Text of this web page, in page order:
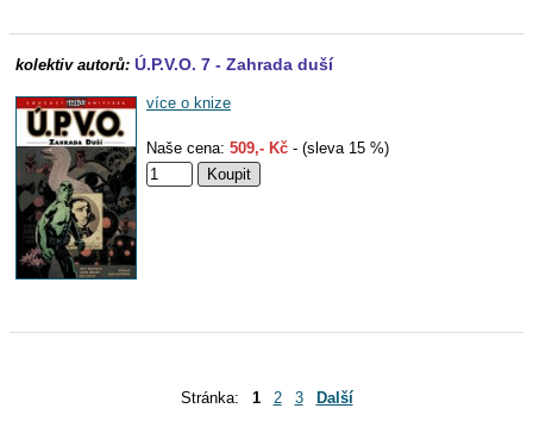
kolektiv autorů: Ú.P.V.O. 7 - Zahrada duší
více o knize
Naše cena: 509,- Kč - (sleva 15 %)
Stránka: 1 2 3 Další